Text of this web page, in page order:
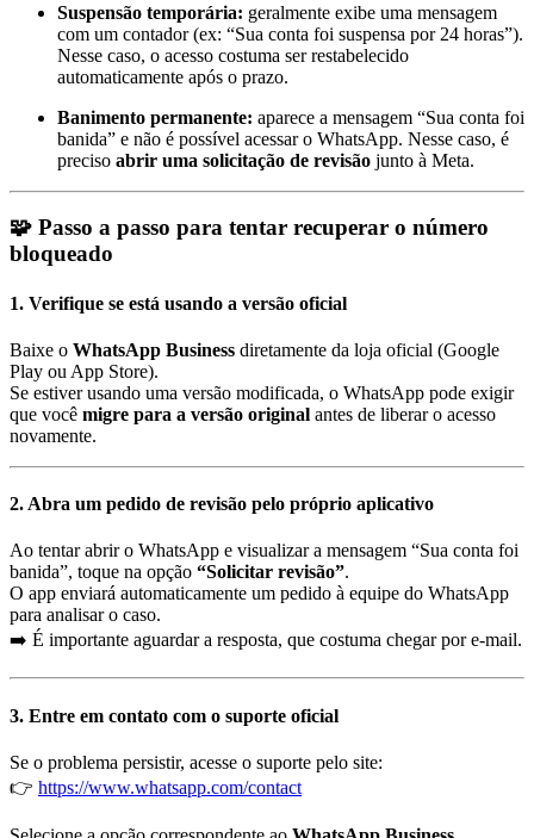
Suspensão temporária: geralmente exibe uma mensagem
com um contador (ex: “Sua conta foi suspensa por 24 horas”).
Nesse caso, o acesso costuma ser restabelecido
automaticamente após o prazo.
Banimento permanente: aparece a mensagem “Sua conta foi
banida” e não é possível acessar o WhatsApp. Nesse caso, é
preciso abrir uma solicitação de revisão junto à Meta.
🧩 Passo a passo para tentar recuperar o número
bloqueado
1. Verifique se está usando a versão oficial
Baixe o WhatsApp Business diretamente da loja oficial (Google
Play ou App Store).
Se estiver usando uma versão modificada, o WhatsApp pode exigir
que você migre para a versão original antes de liberar o acesso
novamente.
2. Abra um pedido de revisão pelo próprio aplicativo
Ao tentar abrir o WhatsApp e visualizar a mensagem “Sua conta foi
banida”, toque na opção “Solicitar revisão”.
O app enviará automaticamente um pedido à equipe do WhatsApp
para analisar o caso.
➡️ É importante aguardar a resposta, que costuma chegar por e-mail.
3. Entre em contato com o suporte oficial
Se o problema persistir, acesse o suporte pelo site:
👉 https://www.whatsapp.com/contact